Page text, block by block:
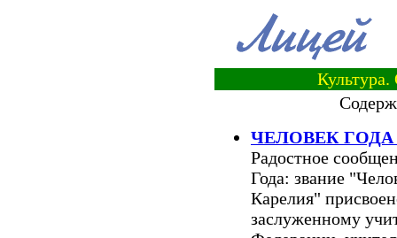
ЧЕЛОВЕК
Радостное
Года: звание
Карелия"
заслуженному